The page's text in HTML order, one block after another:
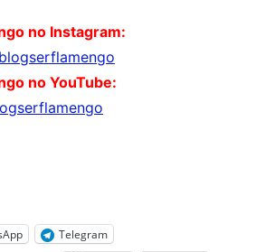
no Instagram:
no YouTube:
Telegram